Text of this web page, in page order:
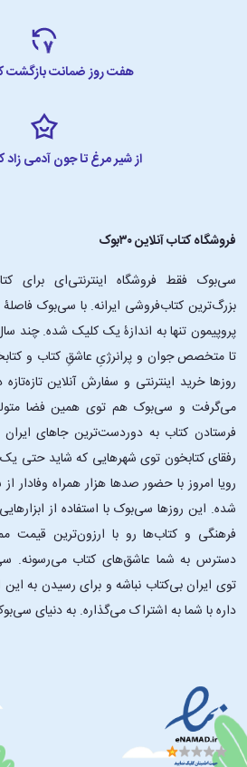
هفت روز ضمانت بازگشت
از شیر مرغ تا جون آدمی زاد
فروشگاه کتاب آنلاین ۳۰بوک
سی‌بوک فقط فروشگاه اینترنتی‌ای
بزرگ‌ترین کتاب‌فروشی ایرانه. با سی‌بوک
تا متخصص جوان و پرانرژیِ عاشقِ کتاب و
روزها خرید اینترنتی و سفارش آنلاین
می‌گرفت و سی‌بوک هم توی همین فضا
فرستادن کتاب به دوردست‌ترین جاهای ایران
رفقای کتابخون توی شهرهایی که شاید حتی
رویا امروز با حضور صدها هزار همراه وفادار
شده. این ‌روزها سی‌بوک با استفاده از
فرهنگی و کتاب‌ها رو با ارزون‌ترین قیمت
دسترس به شما عاشق‌های کتاب می‌رسونه.
توی ایران بی‌کتاب نباشه و برای رسیدن به
داره با شما به اشتراک می‌گذاره. به دنیای